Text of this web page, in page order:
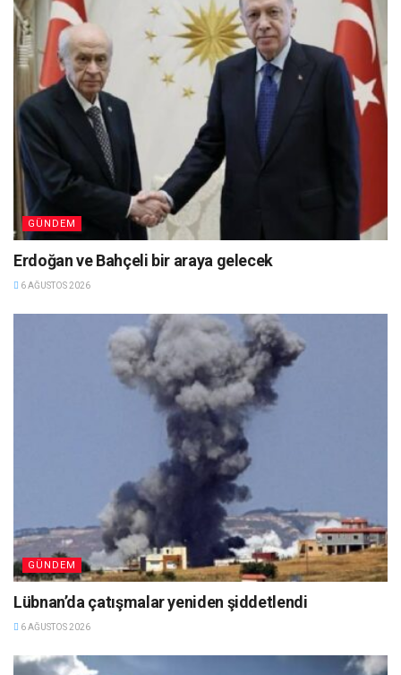
GÜNDEM
Erdoğan ve Bahçeli bir araya gelecek
6 AĞUSTOS 2026
GÜNDEM
Lübnan’da çatışmalar yeniden şiddetlendi
6 AĞUSTOS 2026